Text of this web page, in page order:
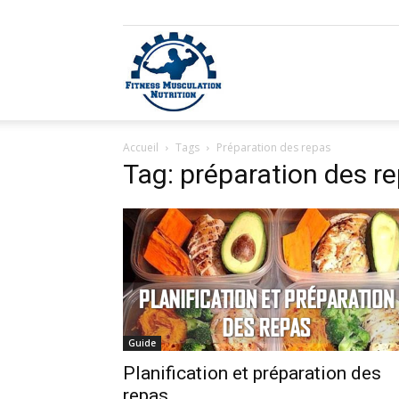
Musculation
Nutrition
Accueil Tags Préparation des repas
Tag: préparation des
Guide
Planification et préparation des